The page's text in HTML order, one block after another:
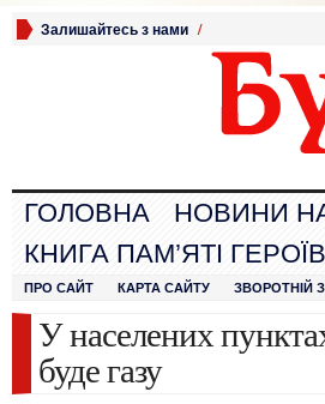
Залишайтесь з нами /
ГОЛОВНА НОВИНИ
КНИГА ПАМ’ЯТІ ГЕРОЇВ
ПРО САЙТ КАРТА САЙТУ ЗВОРОТНІЙ
У населених
буде газу